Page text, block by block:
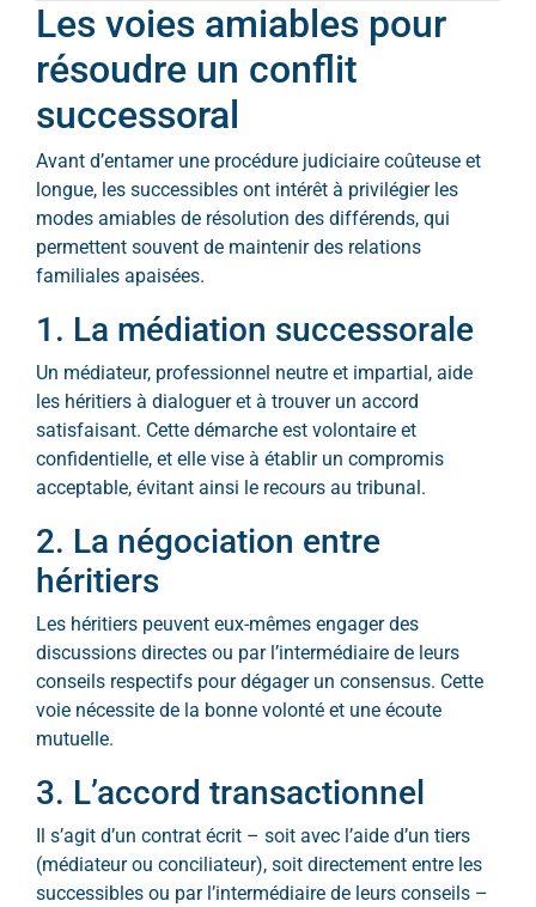
Les voies amiables pour
résoudre un conflit
successoral
Avant d’entamer une procédure judiciaire coûteuse et
longue, les successibles ont intérêt à privilégier les
modes amiables de résolution des différends, qui
permettent souvent de maintenir des relations
familiales apaisées.
1. La médiation successorale
Un médiateur, professionnel neutre et impartial, aide
les héritiers à dialoguer et à trouver un accord
satisfaisant. Cette démarche est volontaire et
confidentielle, et elle vise à établir un compromis
acceptable, évitant ainsi le recours au tribunal.
2. La négociation entre
héritiers
Les héritiers peuvent eux-mêmes engager des
discussions directes ou par l’intermédiaire de leurs
conseils respectifs pour dégager un consensus. Cette
voie nécessite de la bonne volonté et une écoute
mutuelle.
3. L’accord transactionnel
Il s’agit d’un contrat écrit – soit avec l’aide d’un tiers
(médiateur ou conciliateur), soit directement entre les
successibles ou par l’intermédiaire de leurs conseils –